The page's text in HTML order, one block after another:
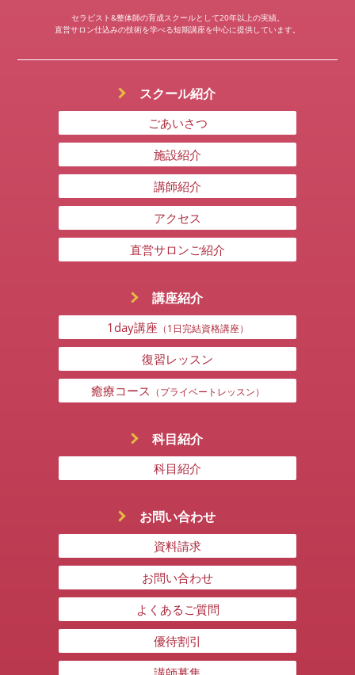
セラピスト&整体師の育成スクールとして20年以上の実績。
直営サロン仕込みの技術を学べる短期講座を中心に提供しています。
スクール紹介
ごあいさつ
施設紹介
講師紹介
アクセス
直営サロンご紹介
講座紹介
1day講座 （1日完結資格講座）
復習レッスン
癒療コース （プライベートレッスン）
科目紹介
科目紹介
お問い合わせ
資料請求
お問い合わせ
よくあるご質問
優待割引